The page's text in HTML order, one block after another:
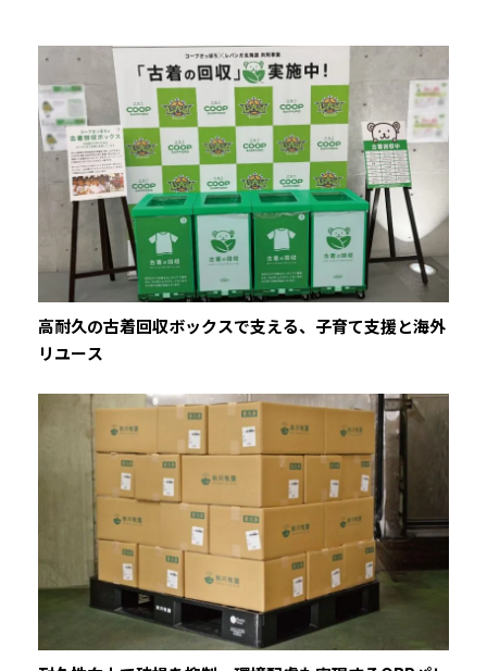
高耐久の古着回収ボックスで支える、子育て支援と海外
リユース